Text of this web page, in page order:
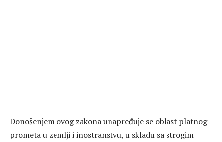
Donošenjem ovog zakona unapređuje se oblast platnog
prometa u zemlji i inostranstvu, u skladu sa strogim